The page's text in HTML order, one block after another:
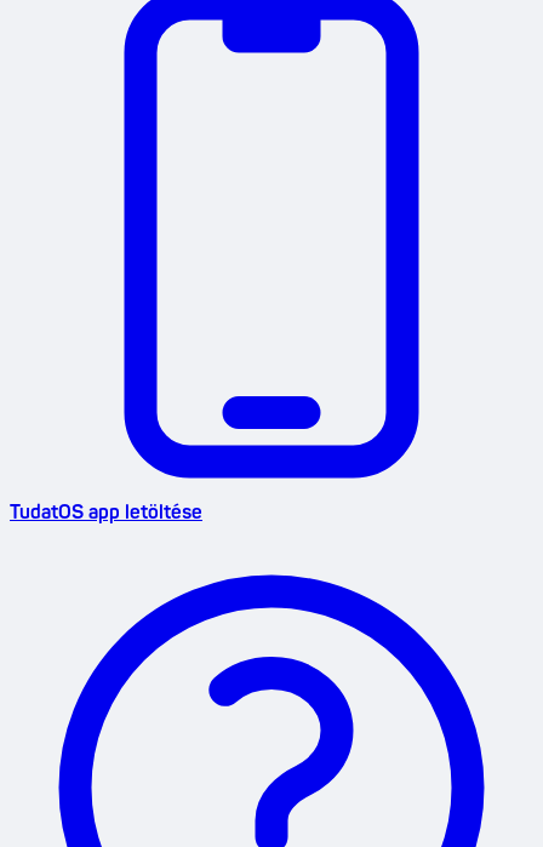
TudatOS app letöltése